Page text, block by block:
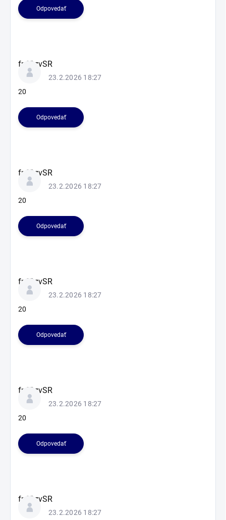
Odpovedať
fnfOzvSR
23.2.2026 18:27
20
Odpovedať
fnfOzvSR
23.2.2026 18:27
20
Odpovedať
fnfOzvSR
23.2.2026 18:27
20
Odpovedať
fnfOzvSR
23.2.2026 18:27
20
Odpovedať
fnfOzvSR
23.2.2026 18:27